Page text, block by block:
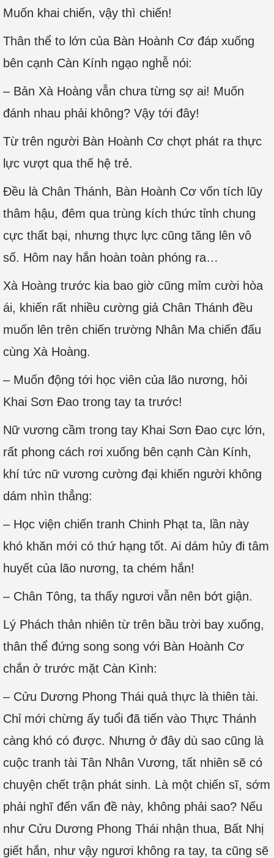
Muốn khai chiến, vậy thì chiến!
Thân thể to lớn của Bàn Hoành Cơ đáp xuống
bên cạnh Càn Kính ngạo nghễ nói:
– Bản Xà Hoàng vẫn chưa từng sợ ai! Muốn
đánh nhau phải không? Vậy tới đây!
Từ trên người Bàn Hoành Cơ chợt phát ra thực
lực vượt qua thế hệ trẻ.
Đều là Chân Thánh, Bàn Hoành Cơ vốn tích lũy
thâm hậu, đêm qua trùng kích thức tỉnh chung
cực thất bại, nhưng thực lực cũng tăng lên vô
số. Hôm nay hắn hoàn toàn phóng ra…
Xà Hoàng trước kia bao giờ cũng mỉm cười hòa
ái, khiến rất nhiều cường giả Chân Thánh đều
muốn lên trên chiến trường Nhân Ma chiến đấu
cùng Xà Hoàng.
– Muốn động tới học viên của lão nương, hỏi
Khai Sơn Đao trong tay ta trước!
Nữ vương cầm trong tay Khai Sơn Đao cực lớn,
rất phong cách rơi xuống bên cạnh Càn Kính,
khí tức nữ vương cường đại khiến người không
dám nhìn thẳng:
– Học viện chiến tranh Chinh Phạt ta, lần này
khó khăn mới có thứ hạng tốt. Ai dám hủy đi tâm
huyết của lão nương, ta chém hắn!
– Chân Tông, ta thấy ngươi vẫn nên bớt giận.
Lý Phách thản nhiên từ trên bầu trời bay xuống,
thân thể đứng song song với Bàn Hoành Cơ
chắn ở trước mặt Càn Kình:
– Cửu Dương Phong Thái quả thực là thiên tài.
Chỉ mới chừng ấy tuổi đã tiến vào Thực Thánh
càng khó có được. Nhưng ở đây dù sao cũng là
cuộc tranh tài Tân Nhân Vương, tất nhiên sẽ có
chuyện chết trận phát sinh. Là một chiến sĩ, sớm
phải nghĩ đến vấn đề này, không phải sao? Nếu
như Cửu Dương Phong Thái nhận thua, Bất Nhị
giết hắn, như vậy ngươi không ra tay, ta cũng sẽ